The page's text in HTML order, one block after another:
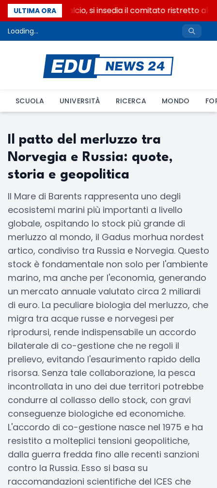
ULTIMA ORA
Riforma del calcio, si insedia il comitato ristretto al
Loading...
SCUOLA UNIVERSITÀ RICERCA MONDO
Il patto del merluzzo tra
Norvegia e Russia: quote,
storia e geopolitica
Il Mare di Barents rappresenta uno degli
ecosistemi marini più importanti a livello
globale, ospitando lo stock più grande di
merluzzo al mondo, il Gadus morhua nordest
artico, condiviso tra Russia e Norvegia. Questo
stock è fondamentale non solo per l'ambiente
marino, ma anche per l'economia, generando
un mercato annuale valutato circa 2 miliardi
di euro. La peculiare biologia del merluzzo, che
migra tra acque russe e norvegesi per
riprodursi, rende indispensabile un accordo
bilaterale di co-gestione che ne regoli il
prelievo, evitando l'esaurimento rapido della
risorsa. Senza tale collaborazione, la pesca
incontrollata in uno dei due territori potrebbe
condurre al collasso dello stock, con gravi
conseguenze biologiche ed economiche.
L'accordo di co-gestione nasce nel 1975 e ha
resistito a molteplici tensioni geopolitiche,
dalla guerra fredda fino alle recenti sanzioni
contro la Russia. Esso si basa su
raccomandazioni scientifiche del ICES che